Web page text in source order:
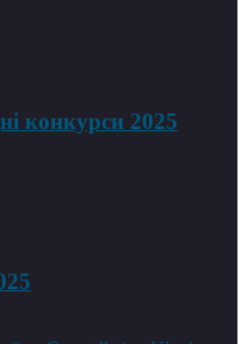
конкурси 2025